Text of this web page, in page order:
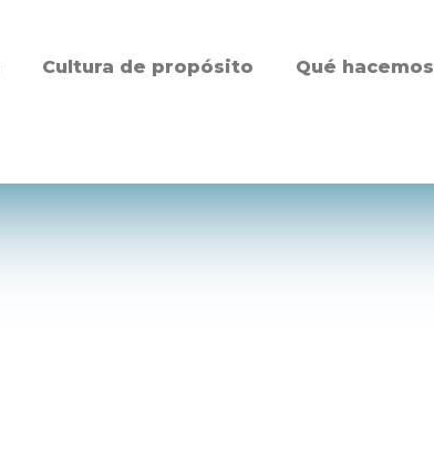
Cultura de propósito Qué hacemos